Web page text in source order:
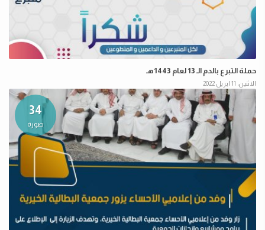
حملة التبرع بالدم الـ 13 لعام 1443هـ
الاثنين، 11 ابريل 2022
34
صورة